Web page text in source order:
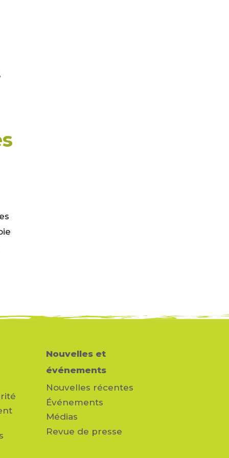
Nouvelles et
événements
Nouvelles récentes
Événements
Médias
Revue de presse